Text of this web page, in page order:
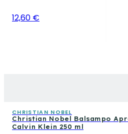
12,60 €
CHRISTIAN NOBEL
Christian Nobel Balsampo
Calvin Klein 250 ml